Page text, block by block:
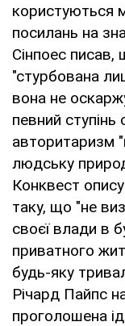
користуються
посилань на
Сінпоес
"стурбована
вона не
певний
авторитаризм
людську
Конквест
таку, що "не
своєї влади в
приватного
будь-яку
Річард Пайпс
проголошена